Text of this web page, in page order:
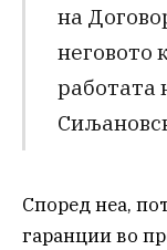
на
неговото
работата
Според неа,
гаранции во